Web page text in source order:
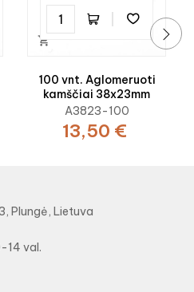

100 vnt. Aglomeruoti
kamščiai 38x23mm
A3823-100
13,50 €
Plungė, Lietuva
14 val.